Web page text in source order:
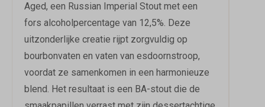
Aged, een Russian Imperial Stout met een
fors alcoholpercentage van 12,5%. Deze
uitzonderlijke creatie rijpt zorgvuldig op
bourbonvaten en vaten van esdoornstroop,
voordat ze samenkomen in een harmonieuze
blend. Het resultaat is een BA-stout die de